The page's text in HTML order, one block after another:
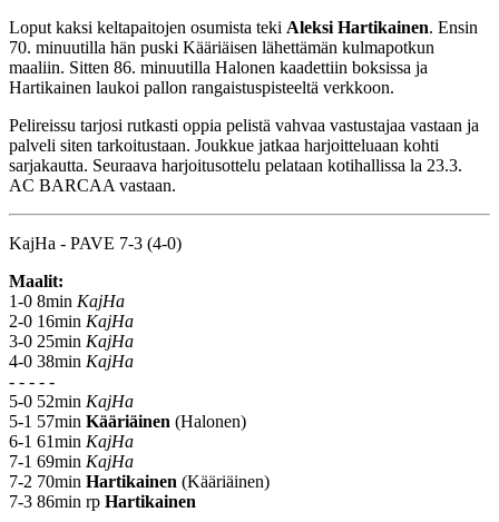
Loput kaksi keltapaitojen osumista teki Aleksi Hartikainen. Ensin
70. minuutilla hän puski Kääriäisen lähettämän kulmapotkun
maaliin. Sitten 86. minuutilla Halonen kaadettiin boksissa ja
Hartikainen laukoi pallon rangaistuspisteeltä verkkoon.
Pelireissu tarjosi rutkasti oppia pelistä vahvaa vastustajaa vastaan ja
palveli siten tarkoitustaan. Joukkue jatkaa harjoitteluaan kohti
sarjakautta. Seuraava harjoitusottelu pelataan kotihallissa la 23.3.
AC BARCAA vastaan.
KajHa - PAVE 7-3 (4-0)
Maalit:
1-0 8min KajHa
2-0 16min KajHa
3-0 25min KajHa
4-0 38min KajHa
- - - - -
5-0 52min KajHa
5-1 57min Kääriäinen (Halonen)
6-1 61min KajHa
7-1 69min KajHa
7-2 70min Hartikainen (Kääriäinen)
7-3 86min rp Hartikainen